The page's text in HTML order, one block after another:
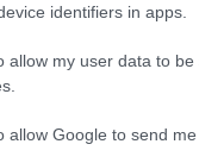
identifiers in apps.
allow my user data to
allow Google to send
deben recopilar
y detalles de
las autoridades,